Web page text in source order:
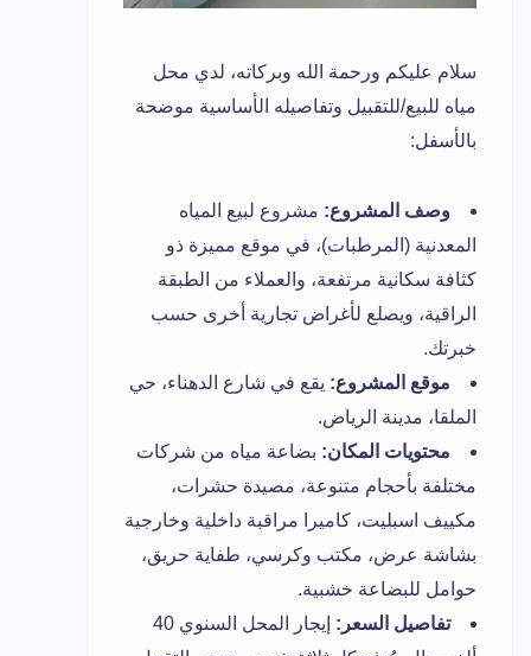
سلام عليكم ورحمة الله وبركاته، لدي محل
مياه للبيع/للتقبيل وتفاصيله الأساسية موضحة
بالأسفل:
وصف المشروع: مشروع لبيع المياه
المعدنية (المرطبات)، في موقع مميزة ذو
كثافة سكانية مرتفعة، والعملاء من الطبقة
الراقية، ويصلع لأغراض تجارية أخرى حسب
خبرتك.
موقع المشروع: يقع في شارع الدهناء، حي
الملقا، مدينة الرياض.
محتويات المكان: بضاعة مياه من شركات
مختلفة بأحجام متنوعة، مصيدة حشرات،
مكييف اسبليت، كاميرا مراقبة داخلية وخارجية
بشاشة عرض، مكتب وكرسي، طفاية حريق،
حوامل للبضاعة خشبية.
تفاصيل السعر:
إيجار المحل السنوي 40